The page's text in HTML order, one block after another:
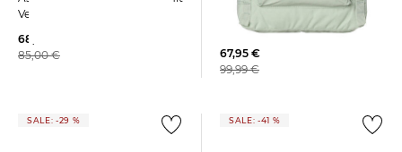
Veloursleder LYTE CLASSIC
68,39 €
85,00 €
Tagesrucksack KANKEN MINT
GREEN
67,95 €
99,99 €
SALE: -29 % SALE: -41 %